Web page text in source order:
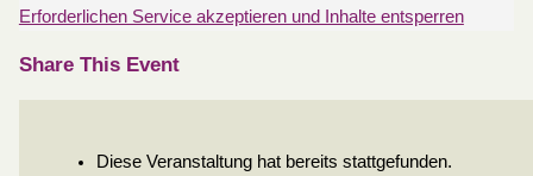
Erforderlichen Service akzeptieren und Inhalte entsperren
Share This Event
Diese Veranstaltung hat bereits stattgefunden.